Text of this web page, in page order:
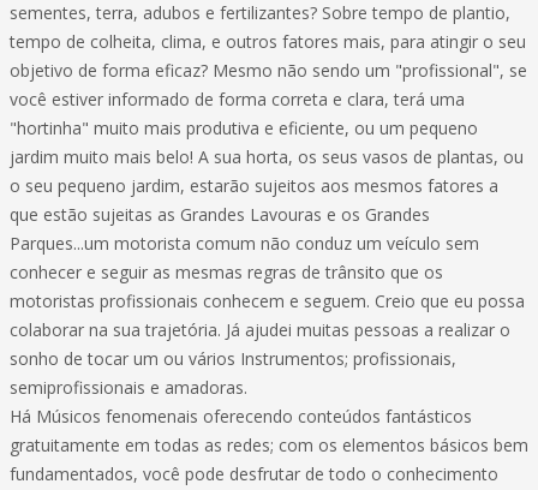
sementes, terra, adubos e fertilizantes? Sobre tempo de plantio,
tempo de colheita, clima, e outros fatores mais, para atingir o seu
objetivo de forma eficaz? Mesmo não sendo um "profissional", se
você estiver informado de forma correta e clara, terá uma
"hortinha" muito mais produtiva e eficiente, ou um pequeno
jardim muito mais belo! A sua horta, os seus vasos de plantas, ou
o seu pequeno jardim, estarão sujeitos aos mesmos fatores a
que estão sujeitas as Grandes Lavouras e os Grandes
Parques...um motorista comum não conduz um veículo sem
conhecer e seguir as mesmas regras de trânsito que os
motoristas profissionais conhecem e seguem. Creio que eu possa
colaborar na sua trajetória. Já ajudei muitas pessoas a realizar o
sonho de tocar um ou vários Instrumentos; profissionais,
semiprofissionais e amadoras.
Há Músicos fenomenais oferecendo conteúdos fantásticos
gratuitamente em todas as redes; com os elementos básicos bem
fundamentados, você pode desfrutar de todo o conhecimento